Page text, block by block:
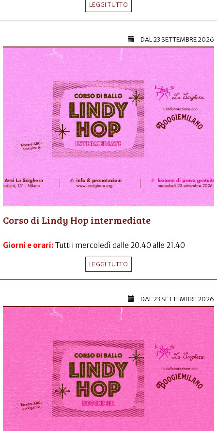
LEGGI TUTTO
DAL23 SETTEMBRE 2026
Corso di Lindy Hop intermediate
Giorni e orari: Tutti i mercoledì dalle 20.40 alle 21.40
LEGGI TUTTO
DAL23 SETTEMBRE 2026